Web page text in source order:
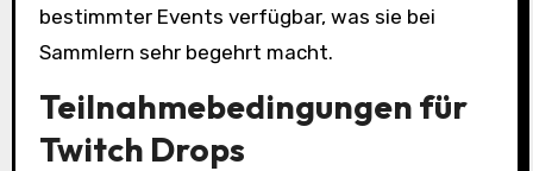
bestimmter Events verfügbar, was sie bei
Sammlern sehr begehrt macht.
Teilnahmebedingungen für
Twitch Drops